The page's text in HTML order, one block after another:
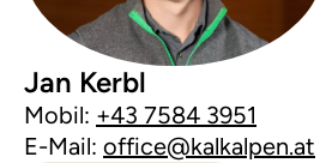
Jan Kerbl
Mobil: +43 7584 3951
E-Mail: office@kalkalpen.at